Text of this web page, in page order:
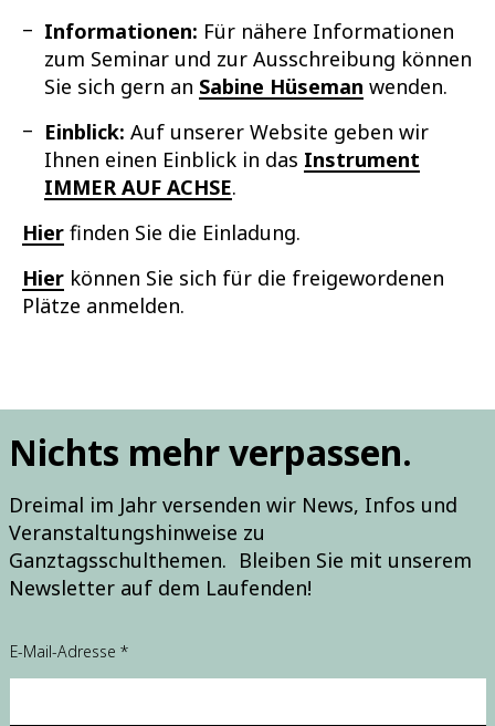
Informationen: Für nähere Informationen
zum Seminar und zur Ausschreibung können
Sie sich gern an Sabine Hüseman wenden.
Einblick: Auf unserer Website geben wir
Ihnen einen Einblick in das Instrument
IMMER AUF ACHSE.
Hierfinden Sie die Einladung.
Hierkönnen Sie sich für die freigewordenen
Plätze anmelden.
Nichts mehr verpassen.
Dreimal im Jahr versenden wir News, Infos und
Veranstaltungshinweise zu
Ganztagsschulthemen. Bleiben Sie mit unserem
Newsletter auf dem Laufenden!
i
n
E-Mail-Adresse *